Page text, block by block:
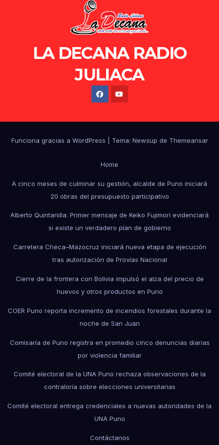
LA DECANA RADIO
JULIACA
Funciona gracias a WordPress Tema: Newsup de Themeansar
Home
A cinco meses de culminar su gestión, alcalde de Puno iniciará
20 obras del presupuesto participativo
Alberto Quintanilla: Primer mensaje de Keiko Fujimori evidenciará
si existe un verdadero plan de gobierno
Carretera Checa–Mazocruz iniciará nueva etapa de ejecución
tras autorización de Provías Nacional
Cierre de la frontera con Bolivia impulsó el alza del precio de
huevos y otros productos en Puno
COER Puno reporta incremento de incendios forestales durante la
noche de San Juan
Comisaría de Puno registra en promedio cinco denuncias diarias
por violencia familiar
Comité electoral de la UNA Puno rechaza observaciones de la
contraloría sobre elecciones universitarias
Comité electoral entrega credenciales a nuevas autoridades de la
UNA Puno
Contáctanos